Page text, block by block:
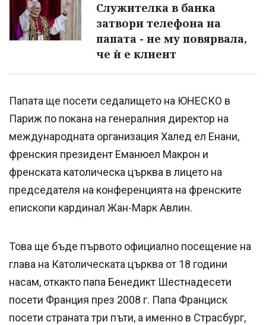
Служителка в банка
затвори телефона на
папата - не му повярвала,
че ѝ е клиент
Папата ще посети седалището на ЮНЕСКО в
Париж по покана на генералния директор на
международната организация Халед ел Енани,
френския президент Еманюел Макрон и
френската католическа църква в лицето на
председателя на конференцията на френските
епископи кардинал Жан-Марк Авлин.
Това ще бъде първото официално посещение на
глава на Католическата църква от 18 години
насам, откакто папа Бенедикт Шестнадесети
посети Франция през 2008 г. Папа Франциск
посети страната три пъти, а именно в Страсбург,